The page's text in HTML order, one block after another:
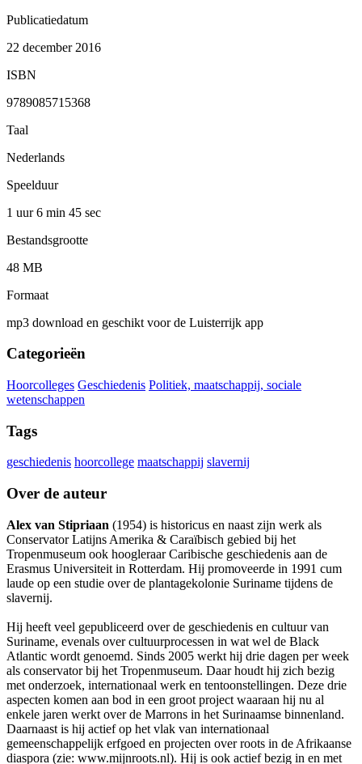
Publicatiedatum
22 december 2016
ISBN
9789085715368
Taal
Nederlands
Speelduur
1 uur 6 min 45 sec
Bestandsgrootte
48 MB
Formaat
mp3 download en geschikt voor de Luisterrijk app
Categorieën
Hoorcolleges Geschiedenis Politiek, maatschappij, sociale
wetenschappen
Tags
geschiedenis hoorcollege maatschappij slavernij
Over de auteur
Alex van Stipriaan (1954) is historicus en naast zijn werk als
Conservator Latijns Amerika & Caraïbisch gebied bij het
Tropenmuseum ook hoogleraar Caribische geschiedenis aan de
Erasmus Universiteit in Rotterdam. Hij promoveerde in 1991 cum
laude op een studie over de plantagekolonie Suriname tijdens de
slavernij.
Hij heeft veel gepubliceerd over de geschiedenis en cultuur van
Suriname, evenals over cultuurprocessen in wat wel de Black
Atlantic wordt genoemd. Sinds 2005 werkt hij drie dagen per week
als conservator bij het Tropenmuseum. Daar houdt hij zich bezig
met onderzoek, internationaal werk en tentoonstellingen. Deze drie
aspecten komen aan bod in een groot project waaraan hij nu al
enkele jaren werkt over de Marrons in het Surinaamse binnenland.
Daarnaast is hij actief op het vlak van internationaal
gemeenschappelijk erfgoed en projecten over roots in de Afrikaanse
diaspora (zie: www.mijnroots.nl). Hij is ook actief bezig in en met